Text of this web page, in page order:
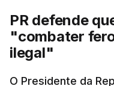
PR defende
"combater
ilegal"
O Presidente da